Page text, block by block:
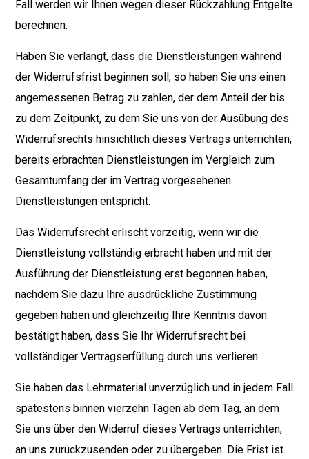
Fall werden wir Ihnen wegen dieser Rückzahlung Entgelte
berechnen.
Haben Sie verlangt, dass die Dienstleistungen während
der Widerrufsfrist beginnen soll, so haben Sie uns einen
angemessenen Betrag zu zahlen, der dem Anteil der bis
zu dem Zeitpunkt, zu dem Sie uns von der Ausübung des
Widerrufsrechts hinsichtlich dieses Vertrags unterrichten,
bereits erbrachten Dienstleistungen im Vergleich zum
Gesamtumfang der im Vertrag vorgesehenen
Dienstleistungen entspricht.
Das Widerrufsrecht erlischt vorzeitig, wenn wir die
Dienstleistung vollständig erbracht haben und mit der
Ausführung der Dienstleistung erst begonnen haben,
nachdem Sie dazu Ihre ausdrückliche Zustimmung
gegeben haben und gleichzeitig Ihre Kenntnis davon
bestätigt haben, dass Sie Ihr Widerrufsrecht bei
vollständiger Vertragserfüllung durch uns verlieren.
Sie haben das Lehrmaterial unverzüglich und in jedem Fall
spätestens binnen vierzehn Tagen ab dem Tag, an dem
Sie uns über den Widerruf dieses Vertrags unterrichten,
an uns zurückzusenden oder zu übergeben. Die Frist ist